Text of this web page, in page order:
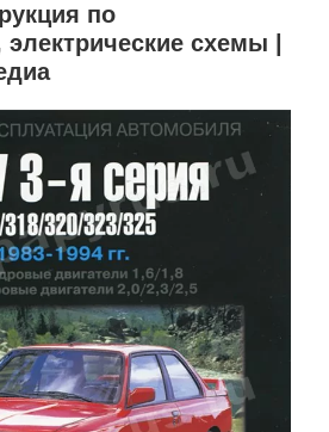
по
схемы |